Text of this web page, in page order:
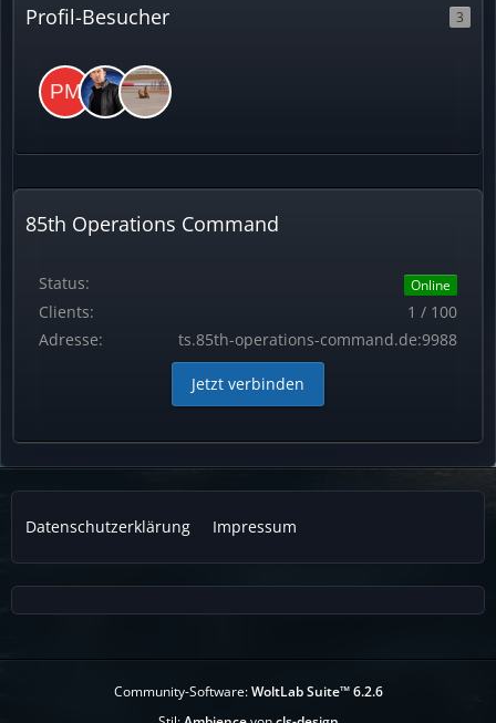
Profil-Besucher 3
85th Operations Command
Status: Online
Clients:
1 / 100
Adresse:
ts.85th-operations-command.de:9988
Jetzt verbinden
Datenschutzerklärung Impressum
Community-Software:WoltLab Suite™ 6.2.6